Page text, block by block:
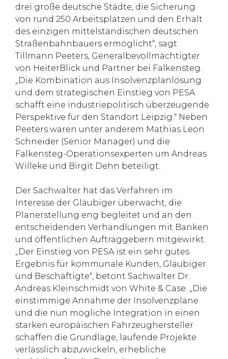
drei große deutsche Städte, die Sicherung
von rund 250 Arbeitsplätzen und den Erhalt
des einzigen mittelständischen deutschen
Straßenbahnbauers ermöglicht“, sagt
Tillmann Peeters, Generalbevollmächtigter
von HeiterBlick und Partner bei Falkensteg.
„Die Kombination aus Insolvenzplanlösung
und dem strategischen Einstieg von PESA
schafft eine industriepolitisch überzeugende
Perspektive für den Standort Leipzig.“ Neben
Peeters waren unter anderem Mathias Leon
Schneider (Senior Manager) und die
Falkensteg-Operationsexperten um Andreas
Willeke und Birgit Dehn beteiligt.
Der Sachwalter hat das Verfahren im
Interesse der Gläubiger überwacht, die
Planerstellung eng begleitet und an den
entscheidenden Verhandlungen mit Banken
und öffentlichen Auftraggebern mitgewirkt.
„Der Einstieg von PESA ist ein sehr gutes
Ergebnis für kommunale Kunden, Gläubiger
und Beschäftigte“, betont Sachwalter Dr.
Andreas Kleinschmidt von White & Case. „Die
einstimmige Annahme der Insolvenzpläne
und die nun mögliche Integration in einen
starken europäischen Fahrzeughersteller
schaffen die Grundlage, laufende Projekte
verlässlich abzuwickeln, erhebliche